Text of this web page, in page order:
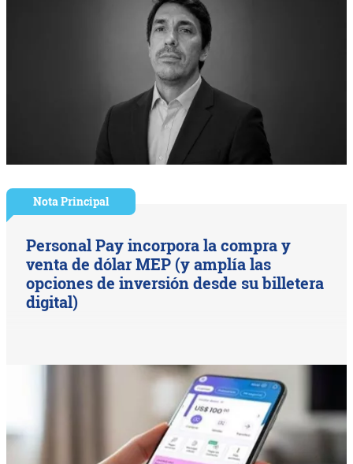
Nota Principal
Personal Pay incorpora la compra y
venta de dólar MEP (y amplía las
opciones de inversión desde su billetera
digital)